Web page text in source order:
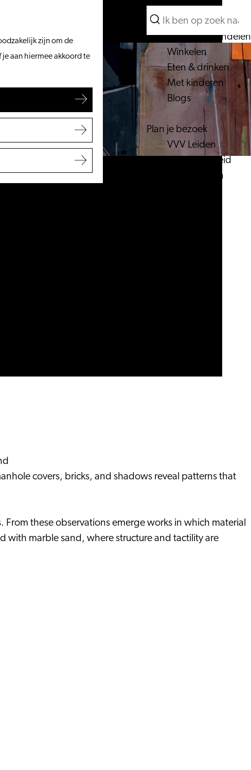
zijn om de
aan hiermee akkoord te
Menu
Zoeken
Wat te doen
Vanaf het water
Fietsen & wandelen
Winkelen
Eten & drinken
Met kinderen
Blogs
Plan je bezoek
VVV Leiden
Bereikbaarheid
Overnachten
Zoeken
covers, bricks, and shadows reveal patterns that
From these observations emerge works in which material
with marble sand, where structure and tactility are